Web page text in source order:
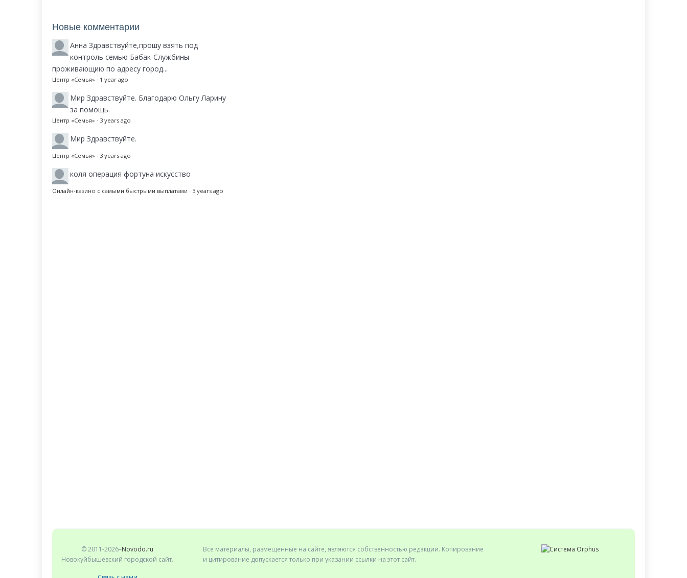
Новые комментарии
Анна Здравствуйте,прошу взять под
контроль семью Бабак-Службины
проживающию по адресу город...
Центр «Семья» · 1 year ago
Мир Здравствуйте. Благодарю Ольгу Ларину
за помощь.
Центр «Семья» · 3 years ago
Мир Здравствуйте.
Центр «Семья» · 3 years ago
коля операция фортуна искусство
Онлайн-казино с самыми быстрыми выплатами · 3 years ago
© 2011-2026–Novodo.ru
Новокуйбышевский городской сайт.
Все материалы, размещенные на сайте, являются собственностью редакции. Копирование
и цитирование допускается только при указании ссылки на этот сайт.